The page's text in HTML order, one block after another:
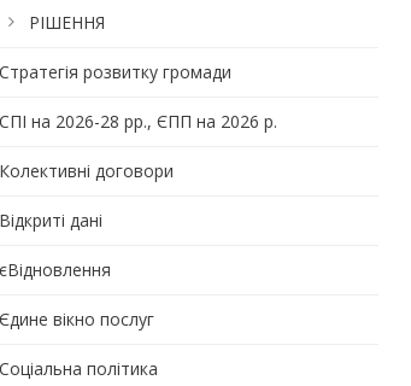
РІШЕННЯ
Стратегія розвитку громади
СПІ на 2026-28 рр., ЄПП на 2026 р.
Колективні договори
Відкриті дані
єВідновлення
Єдине вікно послуг
Соціальна політика